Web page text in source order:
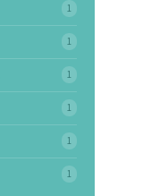
1
1
1
1
1
1